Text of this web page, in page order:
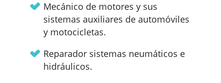
Mecánico de motores y sus
sistemas auxiliares de automóviles
y motocicletas.
Reparador sistemas neumáticos e
hidráulicos.